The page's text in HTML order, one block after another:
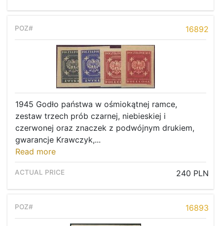
16892
1945 Godło państwa w ośmiokątnej ramce,
zestaw trzech prób czarnej, niebieskiej i
czerwonej oraz znaczek z podwójnym drukiem,
gwarancje Krawczyk,...
Read more
240 PLN
16893